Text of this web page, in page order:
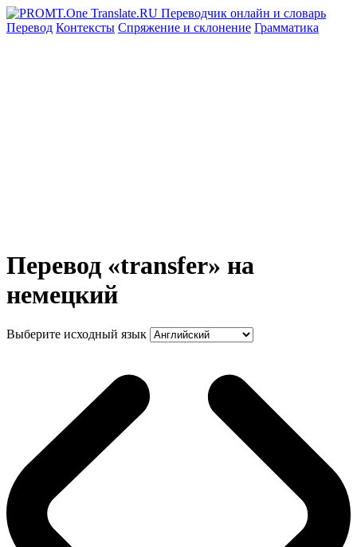
Перевод Контексты Спряжение и склонение Грамматика
Перевод «transfer» на
немецкий
Выберите исходный язык